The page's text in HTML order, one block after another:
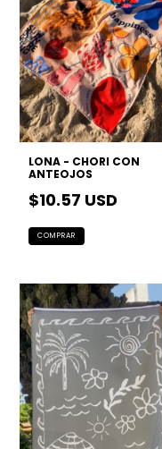
LONA - CHORI CON
ANTEOJOS
$10.57 USD